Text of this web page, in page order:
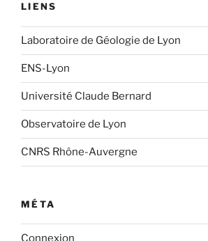
LIENS
Laboratoire de Géologie de Lyon
ENS-Lyon
Université Claude Bernard
Observatoire de Lyon
CNRS Rhône-Auvergne
MÉTA
Connexion